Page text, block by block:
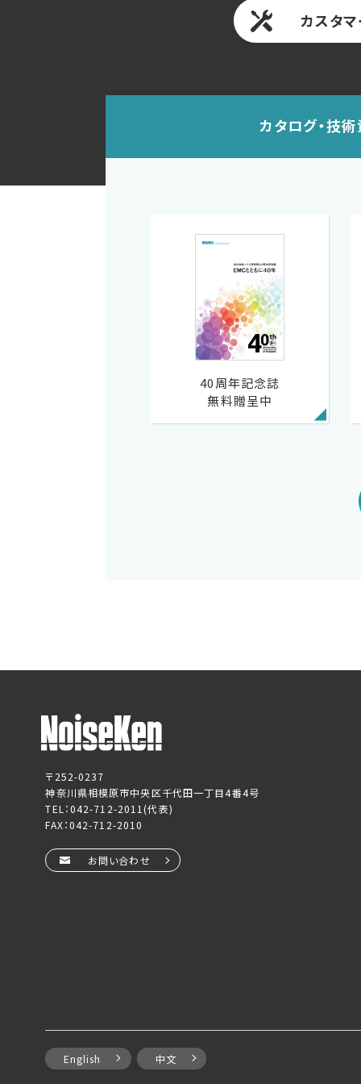
カスタ
カタログ・技
40周年記念誌
無料贈呈中
〒252-0237
神奈川県相模原市中央区千代田一丁目4番4号
TEL：042-712-2011(代表)
FAX：042-712-2010
お問い合わせ
English 中文